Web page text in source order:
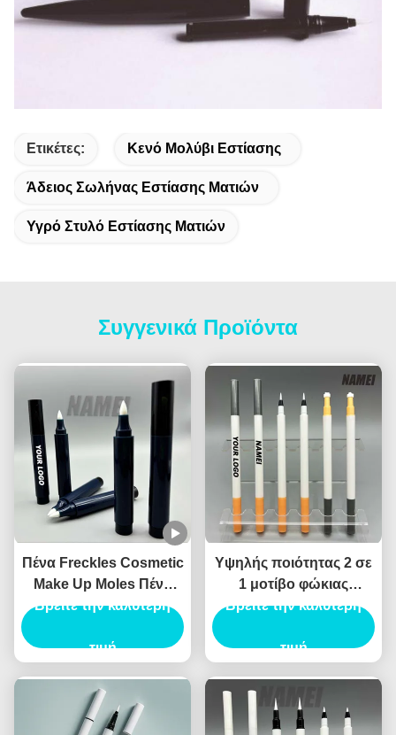
Ετικέτες: Κενό Μολύβι Εστίασης
Άδειος Σωλήνας Εστίασης Ματιών
Υγρό Στυλό Εστίασης Ματιών
Συγγενικά Προϊόντα
Πένα Freckles Cosmetic
Make Up Moles Πένα
Freckles Custom Logo
Περιέκτη Πένας
Βρείτε την καλύτερη
τιμή
Υψηλής ποιότητας 2 σε
1 μοτίβο φώκιας
Eyeliner υγρό Eyeliner
συσκευασία Canthus
Βρείτε την καλύτερη
τιμή